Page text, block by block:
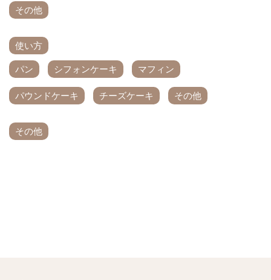
その他
使い方
パン シフォンケーキ マフィン
パウンドケーキ チーズケーキ その他
その他